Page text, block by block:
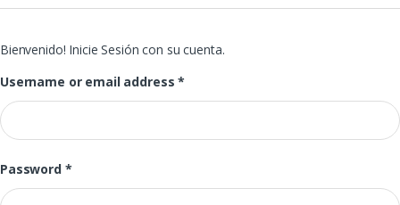
Bienvenido! Inicie Sesión con su cuenta.
Username or email address*
Password *